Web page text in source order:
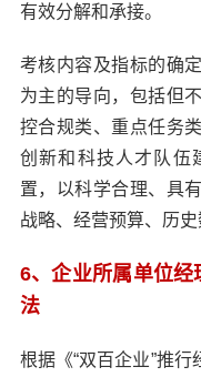
有效分解和承接。
考核内容及指标的确
为主的导向，包括但
控合规类、重点任务
创新和科技人才队伍
置，以科学合理、具
战略、经营预算、历
6、企业所属单位
法
根据《“双百企业”推